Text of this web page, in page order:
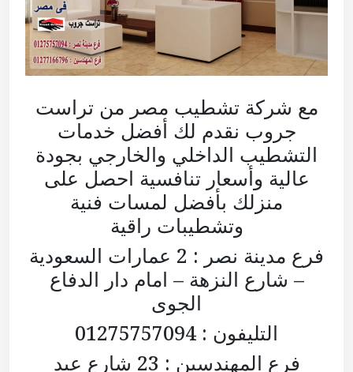
مع شركة تشطيب مصر من تراست
جروب نقدم لك أفضل خدمات
التشطيب الداخلي والخارجي بجودة
عالية وأسعار تنافسية احصل على
منزلك بأفضل لمسات فنية
وتشطيبات راقية
فرع مدينة نصر : 2 عمارات السعودية
– شارع النزهة – امام دار الدفاع
الجوى
التليفون : 01275757094
فرع المهندسين : 23 شارع عبد